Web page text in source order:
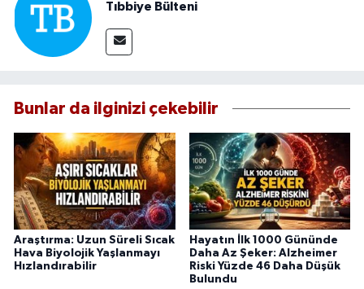
Tıbbiye Bülteni
Bunlar da ilginizi çekebilir
Araştırma: Uzun Süreli Sıcak
Hava Biyolojik Yaşlanmayı
Hızlandırabilir
Hayatın İlk 1000 Gününde
Daha Az Şeker: Alzheimer
Riski Yüzde 46 Daha Düşük
Bulundu